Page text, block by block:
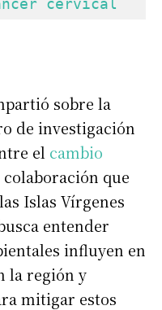
cervical
sobre la
de investigación
el cambio
que
Islas Vírgenes
entender
influyen en
la región y
mitigar estos